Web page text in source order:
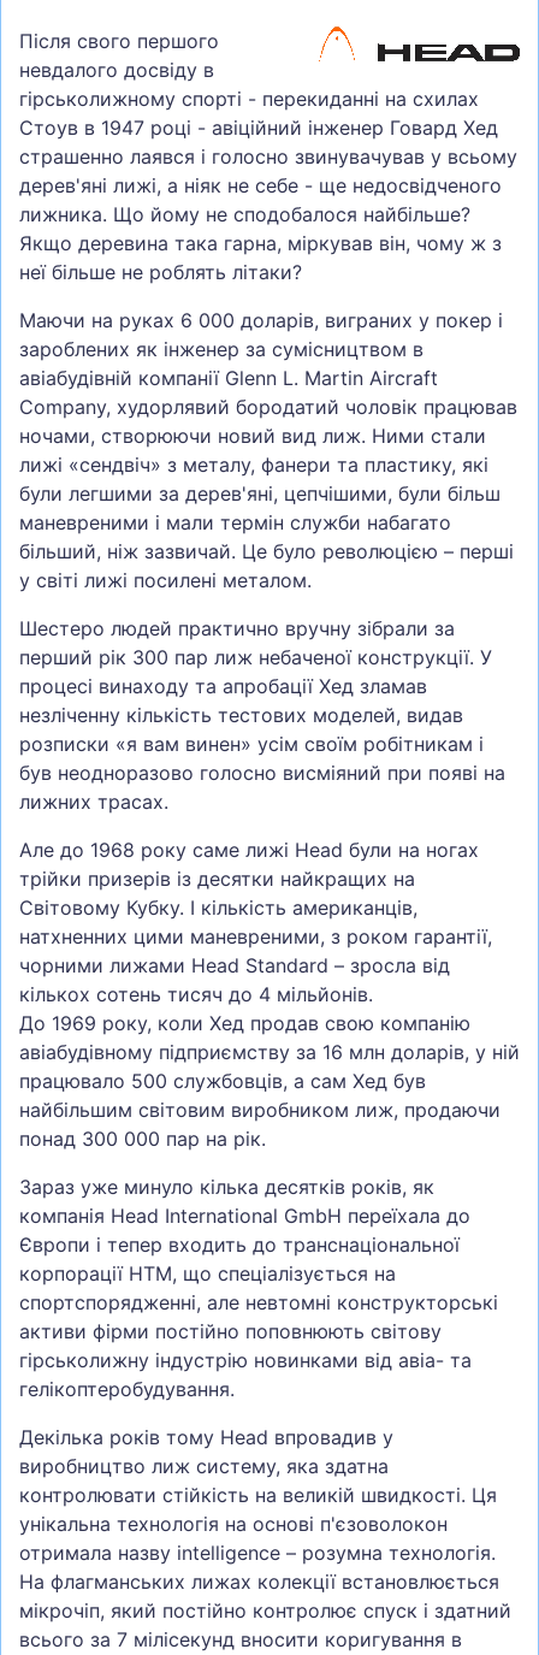
Після свого першого
невдалого досвіду в
гірськолижному спорті - перекиданні на схилах
Стоув в 1947 році - авіційний інженер Говард Хед
страшенно лаявся і голосно звинувачував у всьому
дерев'яні лижі, а ніяк не себе - ще недосвідченого
лижника. Що йому не сподобалося найбільше?
Якщо деревина така гарна, міркував він, чому ж з
неї більше не роблять літаки?
Маючи на руках 6 000 доларів, виграних у покер і
зароблених як інженер за сумісництвом в
авіабудівній компанії Glenn L. Martin Aircraft
Company, худорлявий бородатий чоловік працював
ночами, створюючи новий вид лиж. Ними стали
лижі «сендвіч» з металу, фанери та пластику, які
були легшими за дерев'яні, цепчішими, були більш
маневреними і мали термін служби набагато
більший, ніж зазвичай. Це було революцією – перші
у світі лижі посилені металом.
Шестеро людей практично вручну зібрали за
перший рік 300 пар лиж небаченої конструкції. У
процесі винаходу та апробації Хед зламав
незліченну кількість тестових моделей, видав
розписки «я вам винен» усім своїм робітникам і
був неодноразово голосно висміяний при появі на
лижних трасах.
Але до 1968 року саме лижі Head були на ногах
трійки призерів із десятки найкращих на
Світовому Кубку. І кількість американців,
натхненних цими маневреними, з роком гарантії,
чорними лижами Head Standard – зросла від
кількох сотень тисяч до 4 мільйонів.
До 1969 року, коли Хед продав свою компанію
авіабудівному підприємству за 16 млн доларів, у ній
працювало 500 службовців, а сам Хед був
найбільшим світовим виробником лиж, продаючи
понад 300 000 пар на рік.
Зараз уже минуло кілька десятків років, як
компанія Head International GmbH переїхала до
Європи і тепер входить до транснаціональної
корпорації HTM, що спеціалізується на
спортспорядженні, але невтомні конструкторські
активи фірми постійно поповнюють світову
гірськолижну індустрію новинками від авіа- та
гелікоптеробудування.
Декілька років тому Head впровадив у
виробництво лиж систему, яка здатна
контролювати стійкість на великій швидкості. Ця
унікальна технологія на основі п'єзоволокон
отримала назву intelligence – розумна технологія.
На флагманських лижах колекції встановлюється
мікрочіп, який постійно контролює спуск і здатний
всього за 7 мілісекунд вносити коригування в